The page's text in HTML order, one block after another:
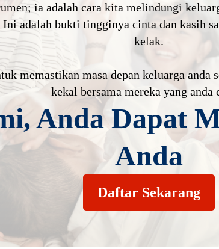
ia adalah cara kita melindungi
adalah bukti tingginya cinta dan kasih
kelak.
memastikan masa depan keluarga anda
kekal bersama mereka yang anda
Anda Dapat
Anda
Daftar Sekarang